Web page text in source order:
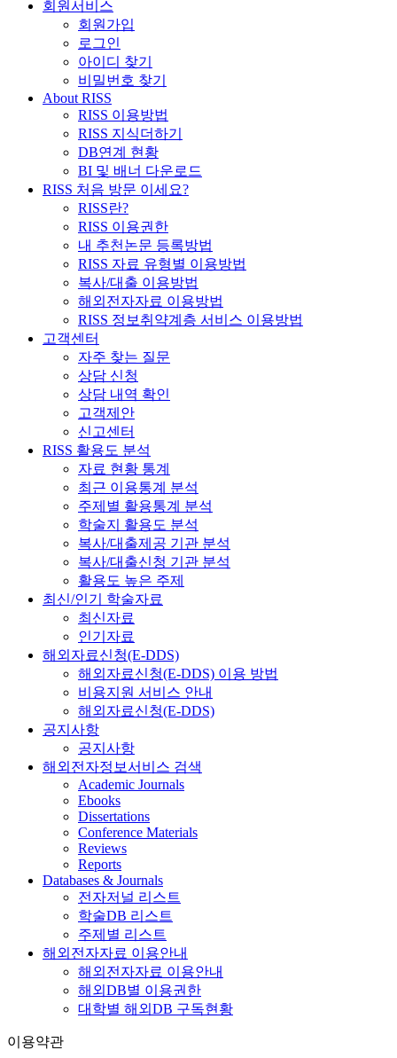
회원서비스
회원가입
로그인
아이디 찾기
비밀번호 찾기
About RISS
RISS 이용방법
RISS 지식더하기
DB연계 현황
BI 및 배너 다운로드
RISS 처음 방문 이세요?
RISS란?
RISS 이용권한
내 추천논문 등록방법
RISS 자료 유형별 이용방법
복사/대출 이용방법
해외전자자료 이용방법
RISS 정보취약계층 서비스 이용방법
고객센터
자주 찾는 질문
상담 신청
상담 내역 확인
고객제안
신고센터
RISS 활용도 분석
자료 현황 통계
최근 이용통계 분석
주제별 활용통계 분석
학술지 활용도 분석
복사/대출제공 기관 분석
복사/대출신청 기관 분석
활용도 높은 주제
최신/인기 학술자료
최신자료
인기자료
해외자료신청(E-DDS)
해외자료신청(E-DDS) 이용 방법
비용지원 서비스 안내
해외자료신청(E-DDS)
공지사항
공지사항
해외전자정보서비스 검색
Academic Journals
Ebooks
Dissertations
Conference Materials
Reviews
Reports
Databases & Journals
전자저널 리스트
학술DB 리스트
주제별 리스트
해외전자자료 이용안내
해외전자자료 이용안내
해외DB별 이용권한
대학별 해외DB 구독현황
이용약관